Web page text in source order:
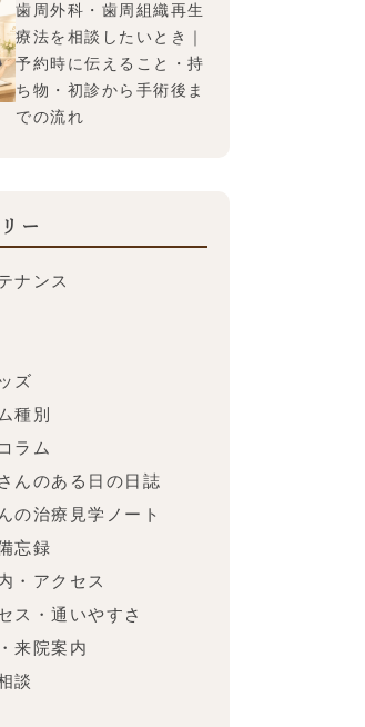
歯周外科・歯周組織再生
療法を相談したいとき｜
予約時に伝えること・持
ち物・初診から手術後ま
での流れ
ー
ナンス
ズ
種別
ラム
んのある日の日誌
の治療見学ノート
忘録
・アクセス
ス・通いやすさ
来院案内
談